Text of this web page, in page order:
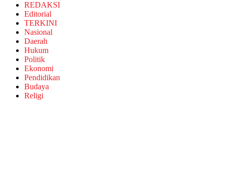
REDAKSI
Editorial
TERKINI
Nasional
Daerah
Hukum
Politik
Ekonomi
Pendidikan
Budaya
Religi